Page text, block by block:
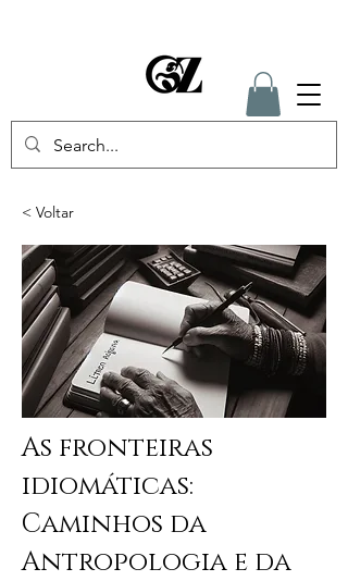
< Voltar
As fronteiras
idiomáticas:
Caminhos da
Antropologia e da